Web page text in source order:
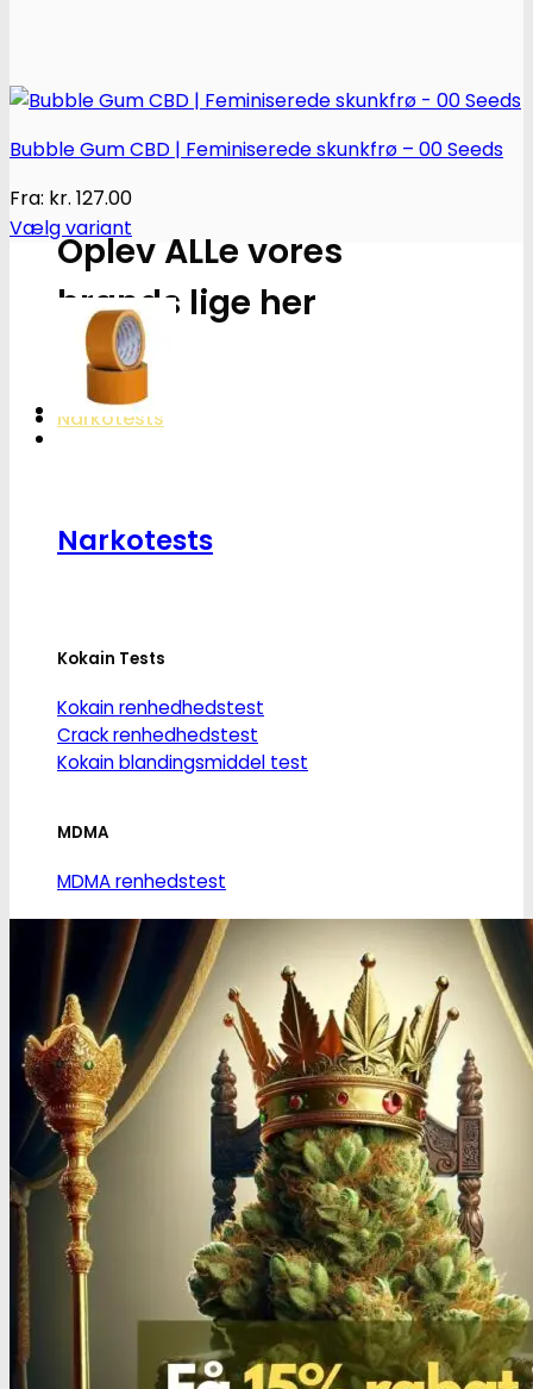
Oplev ALLe vores
brands lige her
Gå til brands
Narkotests
Narkotests
Kokain Tests
Kokain renhedhedstest
Crack renhedhedstest
Kokain blandingsmiddel test
MDMA
MDMA renhedstest
Ecstasy
Ecstasy renhedstest
Heroin
Heroin renhedstest
Badesalte
Badesalte renhedstest
LSD
LSD renhedstest
Bubble Gum CBD | Feminiserede skunkfrø – 00 Seeds
Fra: kr. 127.00
Vælg variant
Dette
varianter.
Mulighederne
kan
varesiden